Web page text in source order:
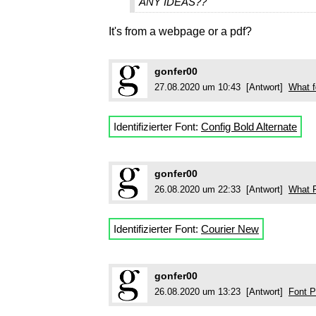
It's from a webpage or a pdf?
gonfer00
27.08.2020 um 10:43 [Antwort] What
Identifizierter Font: Config Bold Alternate
gonfer00
26.08.2020 um 22:33 [Antwort] What
Identifizierter Font: Courier New
gonfer00
26.08.2020 um 13:23 [Antwort] Font